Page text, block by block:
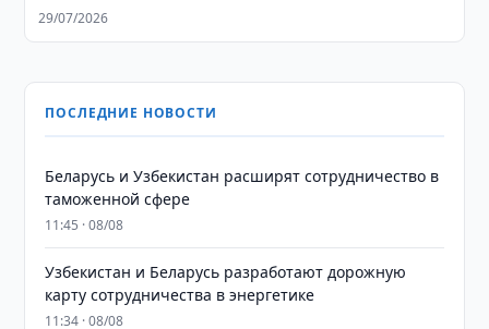
29/07/2026
ПОСЛЕДНИЕ НОВОСТИ
Беларусь и Узбекистан расширят сотрудничество в
таможенной сфере
11:45 · 08/08
Узбекистан и Беларусь разработают дорожную
карту сотрудничества в энергетике
11:34 · 08/08